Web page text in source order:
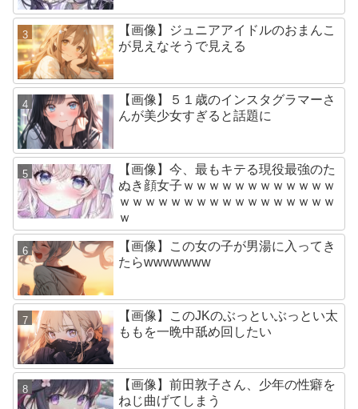
【画像】ジュニアアイドルのおまんこ
が見えなそうで見える
【画像】５１歳のインスタグラマーさ
んが美少女すぎると話題に
【画像】今、最もキテる現役最強のた
ぬき顔女子ｗｗｗｗｗｗｗｗｗｗｗｗ
ｗｗｗｗｗｗｗｗｗｗｗｗｗｗｗｗｗ
ｗ
【画像】この女の子が男湯に入ってき
たらwwwwwww
【画像】このJKのぶっといぶっとい太
ももを一晩中舐め回したい
【画像】前田敦子さん、少年の性癖を
ねじ曲げてしまう